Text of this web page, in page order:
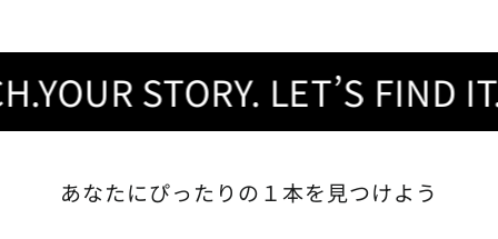
STORY. LET’S FIND IT.
あなたにぴったりの１本を見つけよう